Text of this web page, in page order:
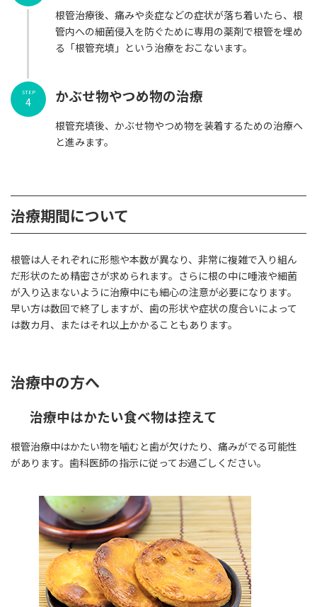
根管治療後、痛みや炎症などの症状が落ち着いたら、根
管内への細菌侵入を防ぐために専用の薬剤で根管を埋め
る「根管充填」という治療をおこないます。
かぶせ物やつめ物の治療
根管充填後、かぶせ物やつめ物を装着するための治療へ
と進みます。
STEP
4
治療期間について
根管は人それぞれに形態や本数が異なり、非常に複雑で入り組ん
だ形状のため精密さが求められます。さらに根の中に唾液や細菌
が入り込まないように治療中にも細心の注意が必要になります。
早い方は数回で終了しますが、歯の形状や症状の度合いによって
は数カ月、またはそれ以上かかることもあります。
治療中の方へ
治療中はかたい食べ物は控えて
根管治療中はかたい物を噛むと歯が欠けたり、痛みがでる可能性
があります。歯科医師の指示に従ってお過ごしください。